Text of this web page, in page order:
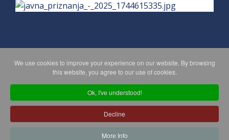
PRIVACY POLICY MAPA WEBA
Copyright © 2026 Koprivničko - križevačka županija. All Rights
Reserved.
We use cookies to improve your experience on our website. By browsing
this website, you agree to our use of cookies.
Ok, I've understood!
Decline
More Info